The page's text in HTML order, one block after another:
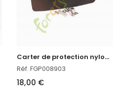
C
arter de protection nylon universel pour débroussailleuse
Réf. FGP008903
18,00 €